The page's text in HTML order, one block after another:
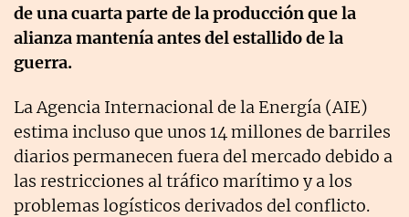
de una cuarta parte de la producción que la
alianza mantenía antes del estallido de la
guerra.
La Agencia Internacional de la Energía (AIE)
estima incluso que unos 14 millones de barriles
diarios permanecen fuera del mercado debido a
las restricciones al tráfico marítimo y a los
problemas logísticos derivados del conflicto.